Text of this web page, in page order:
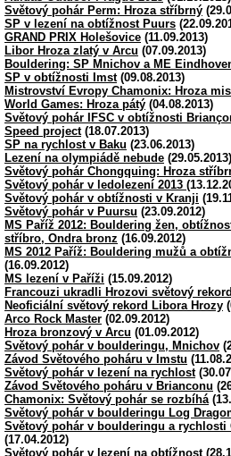
Světový pohár Perm: Hroza stříbrný
SP v lezení na obtížnost Puurs
GRAND PRIX Holešovice (11.09.2013)
Libor Hroza zlatý v Arcu (07.09.2013)
Bouldering: SP Mnichov a ME
SP v obtížnosti Imst(09.08.2013)
Mistrovství Evropy Chamonix: Hroza
World Games: Hroza pátý (04.08.2013)
Světový pohár IFSC v obtížnosti
Speed project(18.07.2013)
SP na rychlost v Baku (23.06.2013)
Lezení na olympiádě nebude (29.05.2013)
Světový pohár Chongquing: Hroza
Světový pohár v ledolezení 2013
Světový pohár v obtížnosti v Kranji
Světový pohár v Puursu (23.09.2012)
MS Paříž 2012: Bouldering žen,
stříbro, Ondra bronz (16.09.2012)
MS 2012 Paříž: Bouldering mužů a
(16.09.2012)
MS lezení v Paříži (15.09.2012)
Francouzi ukradli Hrozovi světový rekord
Neoficiální světový rekord Libora Hrozy
Arco Rock Master (02.09.2012)
Hroza bronzový v Arcu (01.09.2012)
Světový pohár v boulderingu, Mnichov
Závod Světového poháru v Imstu
Světový pohár v lezení na rychlost
Závod Světového poháru v Brianconu
Chamonix: Světový pohár se rozbíhá
Světový pohár v boulderingu Log
Světový pohár v boulderingu a
(17.04.2012)
Světový pohár v lezení na obtížnost